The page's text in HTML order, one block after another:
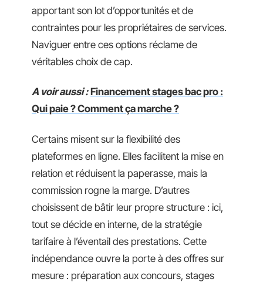
apportant son lot d’opportunités et de
contraintes pour les propriétaires de services.
Naviguer entre ces options réclame de
véritables choix de cap.
A voir aussi : Financement stages bac pro :
Qui paie ? Comment ça marche ?
Certains misent sur la flexibilité des
plateformes en ligne. Elles facilitent la mise en
relation et réduisent la paperasse, mais la
commission rogne la marge. D’autres
choisissent de bâtir leur propre structure : ici,
tout se décide en interne, de la stratégie
tarifaire à l’éventail des prestations. Cette
indépendance ouvre la porte à des offres sur
mesure : préparation aux concours, stages